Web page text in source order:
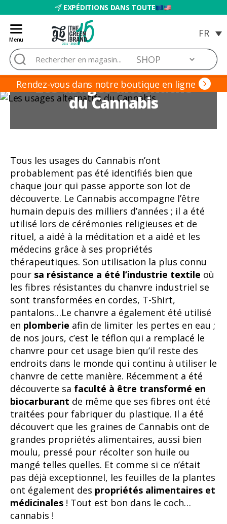
EXPÉDITIONS DANS TOUTE
Menu
Blog
de
Grow
Barato
Rechercher :
Rendez-vous dans notre boutique en ligne
Les usages alternatifs
du Cannabis
Tous les usages du Cannabis n’ont
probablement pas été identifiés bien que
chaque jour qui passe apporte son lot de
découverte. Le Cannabis accompagne l’être
humain depuis des milliers d’années ; il a été
utilisé lors de cérémonies religieuses et de
rituel, a aidé à la méditation et a aidé et les
médecins grâce à ses propriétés
thérapeutiques. Son utilisation la plus connu
pour sa résistance a été l’industrie textile où
les fibres résistantes du chanvre industriel se
sont transformées en cordes, T-Shirt,
pantalons…Le chanvre a également été utilisé
en plomberie afin de limiter les pertes en eau ;
de nos jours, c’est le téflon qui a remplacé le
chanvre pour cet usage bien qu’il reste des
endroits dans le monde qui continu à utiliser le
chanvre de cette manière. Récemment a été
découverte sa faculté à être transformé en
biocarburant de même que ses fibres ont été
traitées pour fabriquer du plastique. Il a été
découvert que les graines de Cannabis ont de
grandes propriétés alimentaires, aussi bien
moulu, pressé pour récolter son huile ou
mangé telles quelles. Et comme si ce n’était
pas déjà exceptionnel, les feuilles de la plantes
ont également des propriétés alimentaires et
médicinales ! Tout est bon dans le coch…
cannabis !